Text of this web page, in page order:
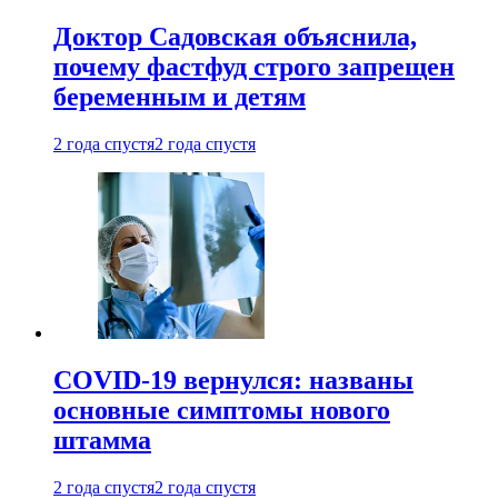
Доктор Садовская объяснила,
почему фастфуд строго запрещен
беременным и детям
2 года спустя2 года спустя
COVID-19 вернулся: названы
основные симптомы нового
штамма
2 года спустя2 года спустя